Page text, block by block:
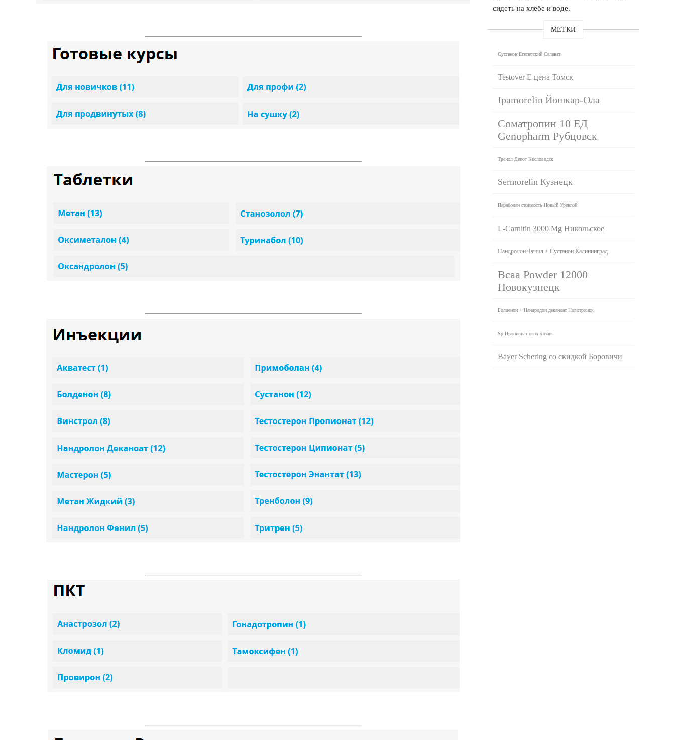
сидеть на хлебе и воде.
МЕТКИ
Сустанон Египетский Салават
Testover E цена Томск
Ipamorelin Йошкар-Ола
Соматропин 10 ЕД
Genopharm Рубцовск
Тренол Депот Кисловодск
Sermorelin Кузнецк
Параболан стоимость Новый Уренгой
L-Carnitin 3000 Mg Никольское
Нандролон Фенил + Сустанон Калининград
Bcaa Powder 12000
Новокузнецк
Болденон + Нандродон деканоат Новотроицк
Sp Пропионат цена Казань
Bayer Schering со скидкой Боровичи